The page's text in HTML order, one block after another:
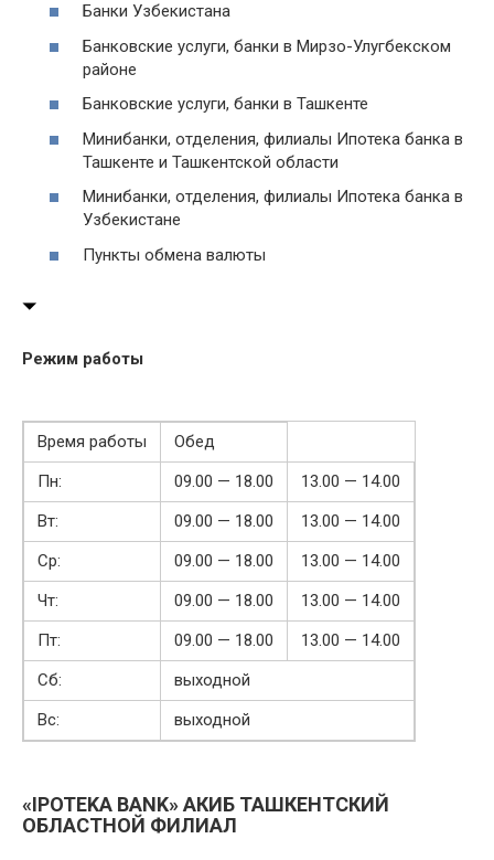
Банки Узбекистана
Банковские услуги, банки в Мирзо-Улугбекском
районе
Банковские услуги, банки в Ташкенте
Минибанки, отделения, филиалы Ипотека банка в
Ташкенте и Ташкентской области
Минибанки, отделения, филиалы Ипотека банка в
Узбекистане
Пункты обмена валюты
Режим работы
Время работы
Обед
Пн:
09.00 — 18.00
13.00 — 14.00
Вт:
09.00 — 18.00
13.00 — 14.00
Ср:
09.00 — 18.00
13.00 — 14.00
Чт:
09.00 — 18.00
13.00 — 14.00
Пт:
09.00 — 18.00
13.00 — 14.00
Сб:
выходной
Вс:
выходной
«IPOTEKA BANK» АКИБ ТАШКЕНТСКИЙ
ОБЛАСТНОЙ ФИЛИАЛ